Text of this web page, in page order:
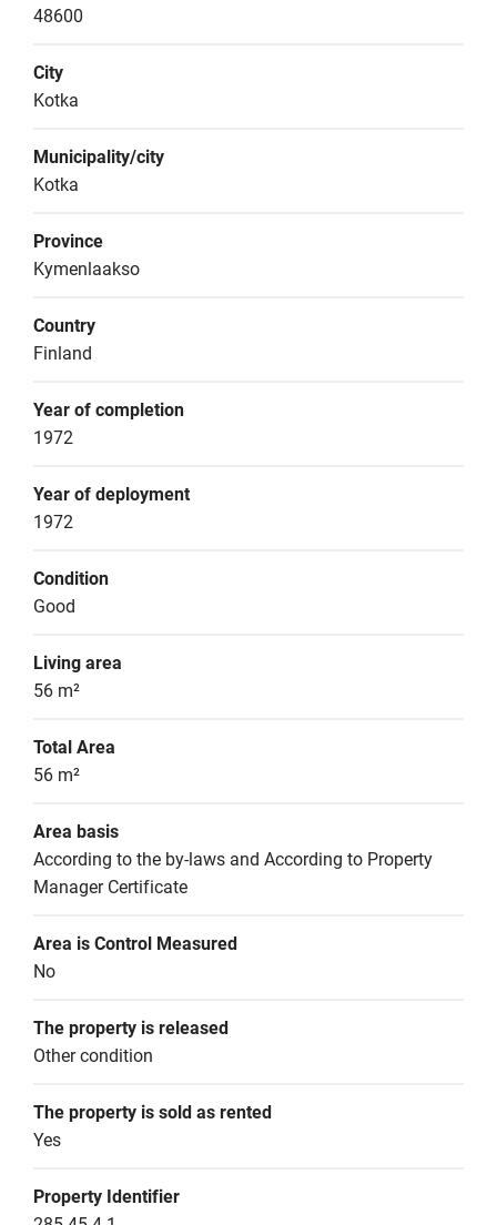
48600
City
Kotka
Municipality/city
Kotka
Province
Kymenlaakso
Country
Finland
Year of completion
1972
Year of deployment
1972
Condition
Good
Living area
56 m²
Total Area
56 m²
Area basis
According to the by-laws and According to Property
Manager Certificate
Area is Control Measured
No
The property is released
Other condition
The property is sold as rented
Yes
Property Identifier